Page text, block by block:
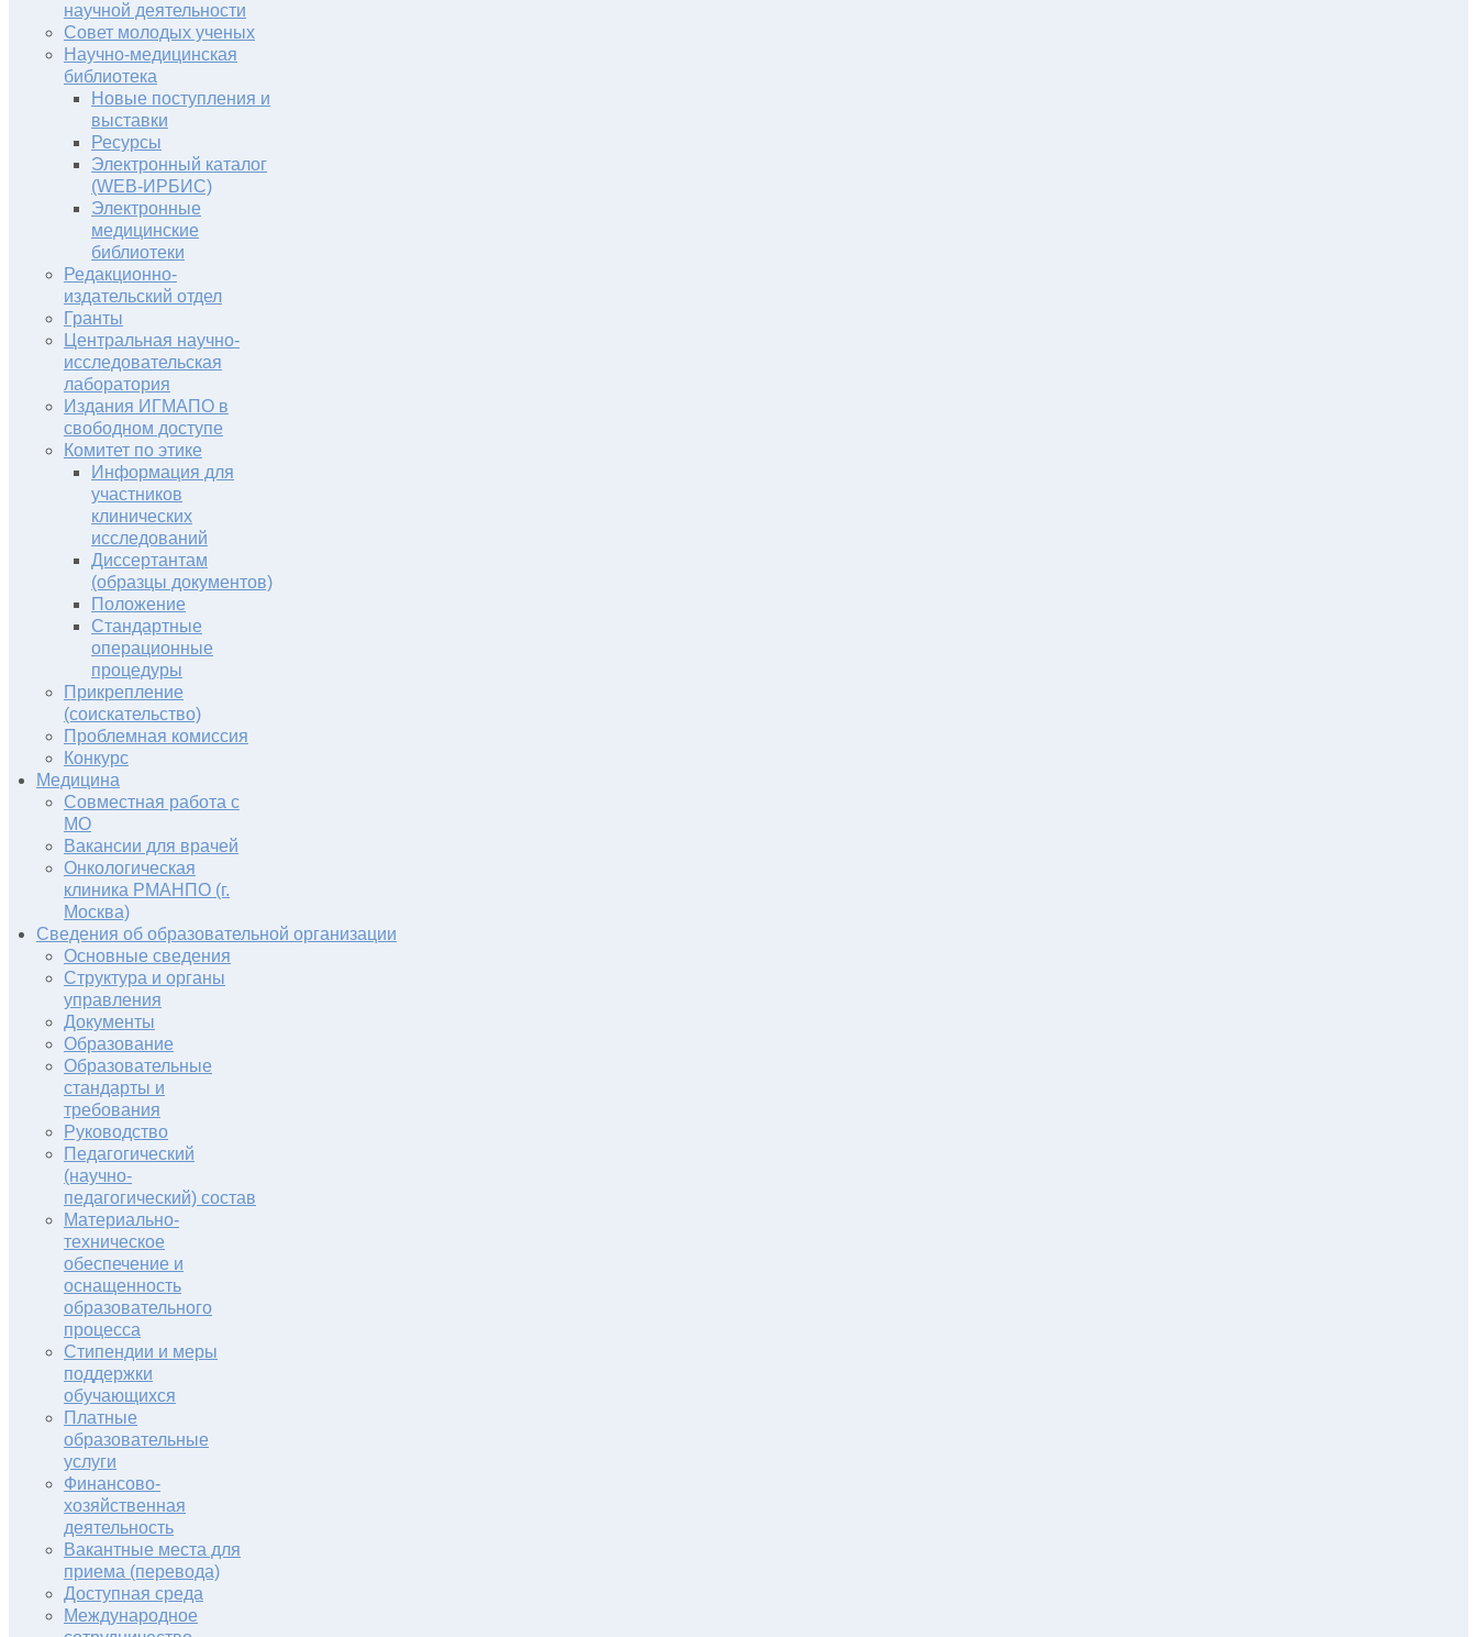
научной деятельности
Совет молодых ученых
Научно-медицинская
библиотека
Новые поступления и
выставки
Ресурсы
Электронный каталог
(WEB-ИРБИС)
Электронные
медицинские
библиотеки
Редакционно-
издательский отдел
Гранты
Центральная научно-
исследовательская
лаборатория
Издания ИГМАПО в
свободном доступе
Комитет по этике
Информация для
участников
клинических
исследований
Диссертантам
(образцы документов)
Положение
Стандартные
операционные
процедуры
Прикрепление
(соискательство)
Проблемная комиссия
Конкурс
Медицина
Совместная работа с
МО
Вакансии для врачей
Онкологическая
клиника РМАНПО (г.
Москва)
Сведения об образовательной организации
Основные сведения
Структура и органы
управления
Документы
Образование
Образовательные
стандарты и
требования
Руководство
Педагогический
(научно-
педагогический) состав
Материально-
техническое
обеспечение и
оснащенность
образовательного
процесса
Стипендии и меры
поддержки
обучающихся
Платные
образовательные
услуги
Финансово-
хозяйственная
деятельность
Вакантные места для
приема (перевода)
Доступная среда
Международное